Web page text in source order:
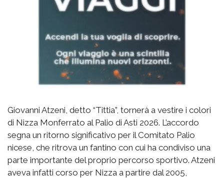
Giovanni Atzeni, detto “Tittia”, tornerà a vestire i colori
di Nizza Monferrato al Palio di Asti 2026. L’accordo
segna un ritorno significativo per il Comitato Palio
nicese, che ritrova un fantino con cui ha condiviso una
parte importante del proprio percorso sportivo. Atzeni
aveva infatti corso per Nizza a partire dal 2005,